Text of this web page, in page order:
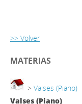
>> Volver
MATERIAS
> Valses (Piano)
Valses (Piano)